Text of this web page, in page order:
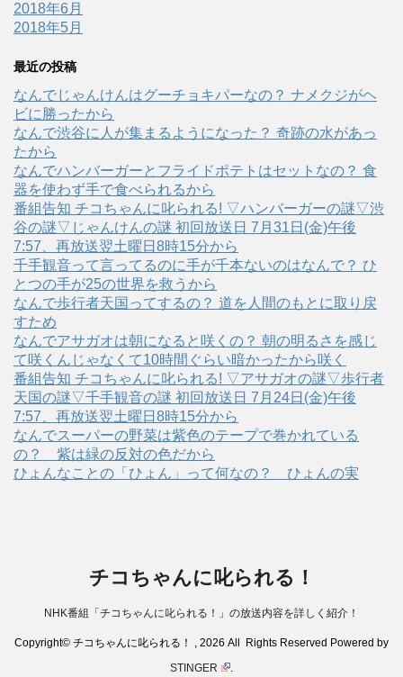
2018年6月
2018年5月
最近の投稿
なんでじゃんけんはグーチョキパーなの？ ナメクジがヘ
ビに勝ったから
なんで渋谷に人が集まるようになった？ 奇跡の水があっ
たから
なんでハンバーガーとフライドポテトはセットなの？ 食
器を使わず手で食べられるから
番組告知 チコちゃんに叱られる! ▽ハンバーガーの謎▽渋
谷の謎▽じゃんけんの謎 初回放送日 7月31日(金)午後
7:57、再放送翌土曜日8時15分から
千手観音って言ってるのに手が千本ないのはなんで？ ひ
とつの手が25の世界を救うから
なんで歩行者天国ってするの？ 道を人間のもとに取り戻
すため
なんでアサガオは朝になると咲くの？ 朝の明るさを感じ
て咲くんじゃなくて10時間ぐらい暗かったから咲く
番組告知 チコちゃんに叱られる! ▽アサガオの謎▽歩行者
天国の謎▽千手観音の謎 初回放送日 7月24日(金)午後
7:57、再放送翌土曜日8時15分から
なんでスーパーの野菜は紫色のテープで巻かれている
の？ 紫は緑の反対の色だから
ひょんなことの「ひょん」って何なの？ ひょんの実
チコちゃんに叱られる！
NHK番組「チコちゃんに叱られる！」の放送内容を詳しく紹介！
Copyright© チコちゃんに叱られる！ , 2026 All Rights Reserved Powered by
STINGER
.